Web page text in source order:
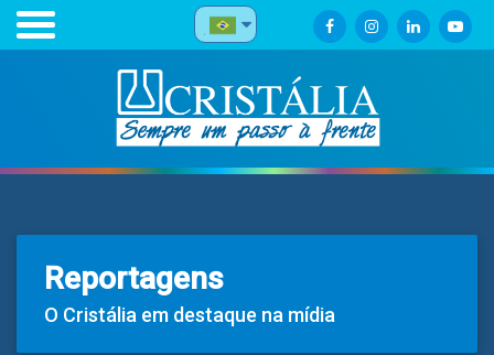
Reportagens
O Cristália em destaque na mídia